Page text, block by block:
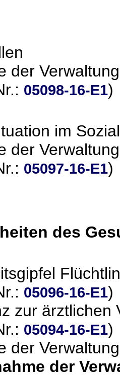
der Verwaltung
05098-16-E1)
im
der Verwaltung
05097-16-E1)
des
05096-16-E1)
zur
05094-16-E1)
der Verwaltung
der